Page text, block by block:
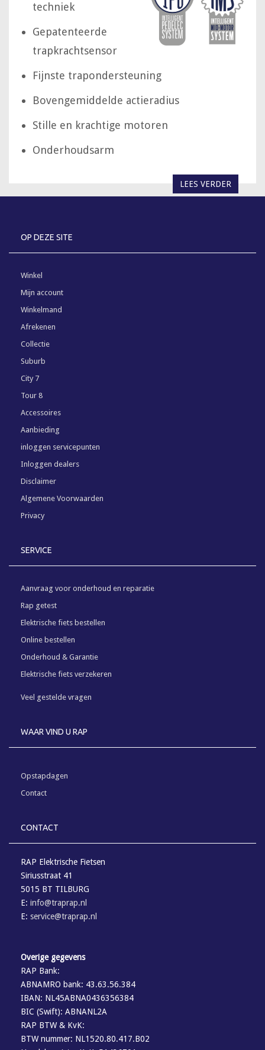
techniek
Gepatenteerde
trapkrachtsensor
Fijnste trapondersteuning
Bovengemiddelde actieradius
Stille en krachtige motoren
Onderhoudsarm
LEES VERDER
OP DEZE SITE
Winkel
Mijn account
Winkelmand
Afrekenen
Collectie
Suburb
City 7
Tour 8
Accessoires
Aanbieding
inloggen servicepunten
Inloggen dealers
Disclaimer
Algemene Voorwaarden
Privacy
SERVICE
Aanvraag voor onderhoud en reparatie
Rap getest
Elektrische fiets bestellen
Online bestellen
Onderhoud & Garantie
Elektrische fiets verzekeren
Veel gestelde vragen
WAAR VIND U RAP
Opstapdagen
Contact
CONTACT
RAP Elektrische Fietsen
Siriusstraat 41
5015 BT TILBURG
E: info@traprap.nl
E: service@traprap.nl
Overige gegevens
RAP Bank:
ABNAMRO bank: 43.63.56.384
IBAN: NL45ABNA0436356384
BIC (Swift): ABNANL2A
RAP BTW & KvK:
BTW nummer: NL1520.80.417.B02